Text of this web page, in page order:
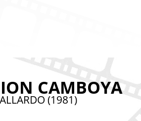
CAMBOYA
(1981)